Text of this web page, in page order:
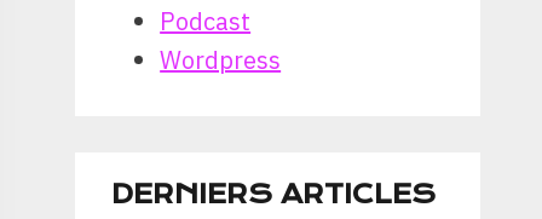
Podcast
Wordpress
DERNIERS ARTICLES